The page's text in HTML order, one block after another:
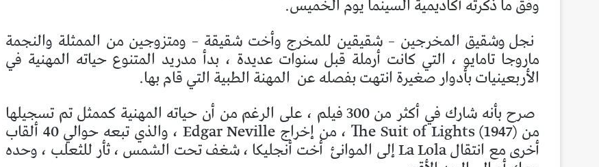
نجل وشقيق المخرجين – شقيقين للمخرج وأخت شقيقة – ومتزوجين من الممثلة والنجمة
ماروجا تامايو ، التي كانت أرملة قبل سنوات عديدة ، بدأ مدريد المتنوع حياته المهنية في
الأربعينيات بأدوار صغيرة انتهت بفصله عن المهنة الطبية التي قام بها.
صرح بأنه شارك في أكثر من 300 فيلم ، على الرغم من أن حياته المهنية كممثل تم تسجيلها
من The Suit of Lights (1947) ، من إخراج Edgar Neville ، والذي تبعه حوالي 40 ألقاب
أخرى مع انتقال La Lola إلى الموانئ أخت أنجليكا ، شغف تحت الشمس ، ثأر للثعلب ، وحده